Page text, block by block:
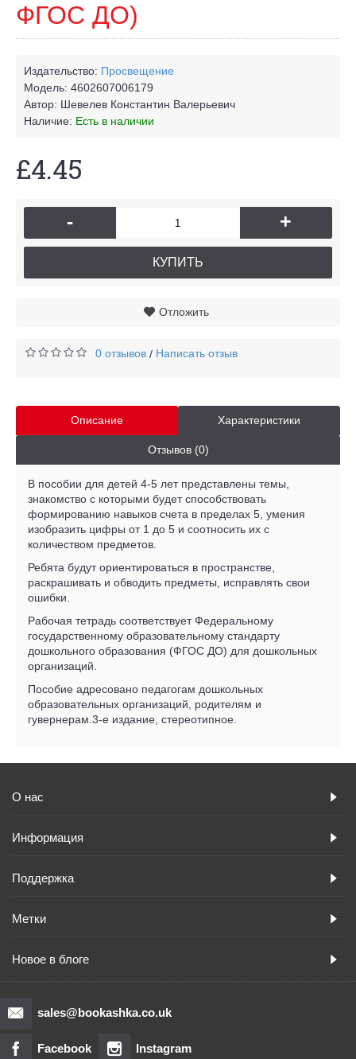
ФГОС ДО)
Издательство: Просвещение
Модель: 4602607006179
Автор: Шевелев Константин Валерьевич
Наличие: Есть в наличии
£4.45
- +
КУПИТЬ
Отложить
0 отзывов / Написать отзыв
Описание Характеристики
Отзывов (0)
В пособии для детей 4-5 лет представлены темы,
знакомство с которыми будет способствовать
формированию навыков счета в пределах 5, умения
изобразить цифры от 1 до 5 и соотносить их с
количеством предметов.
Ребята будут ориентироваться в пространстве,
раскрашивать и обводить предметы, исправлять свои
ошибки.
Рабочая тетрадь соответствует Федеральному
государственному образовательному стандарту
дошкольного образования (ФГОС ДО) для дошкольных
организаций.
Пособие адресовано педагогам дошкольных
образовательных организаций, родителям и
гувернерам.3-е издание, стереотипное.
О нас
Информация
Поддержка
Метки
Новое в блоге
sales@bookashka.co.uk
Facebook Instagram